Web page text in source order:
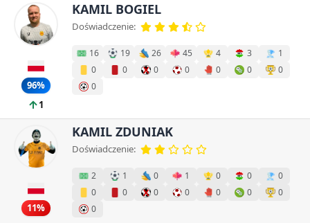
96%
1
KAMIL BOGIEL
Doświadczenie:
16 19 26 45 4 3
1
0
0 0 0 0 0
0
0
11%
KAMIL ZDUNIAK
Doświadczenie:
2 1 0 1 0 0
0
0
0 0 0 0 0
0
0